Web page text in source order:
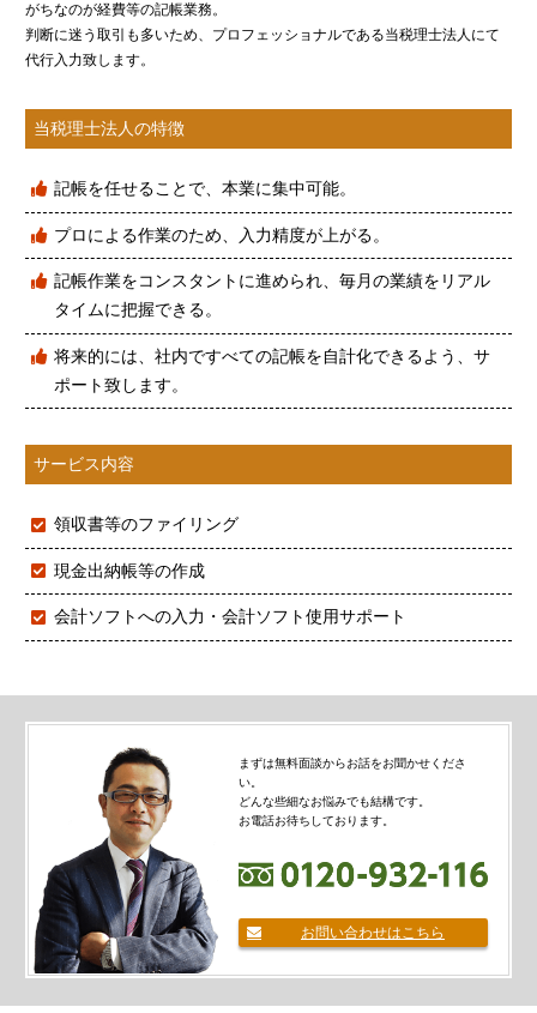
がちなのが経費等の記帳業務。
判断に迷う取引も多いため、プロフェッショナルである当税理士法人にて
代行入力致します。
当税理士法人の特徴
記帳を任せることで、本業に集中可能。
プロによる作業のため、入力精度が上がる。
記帳作業をコンスタントに進められ、毎月の業績をリアル
タイムに把握できる。
将来的には、社内ですべての記帳を自計化できるよう、サ
ポート致します。
サービス内容
領収書等のファイリング
現金出納帳等の作成
会計ソフトへの入力・会計ソフト使用サポート
まずは無料面談からお話をお聞かせくださ
い。
どんな些細なお悩みでも結構です。
お電話お待ちしております。
お問い合わせはこちら